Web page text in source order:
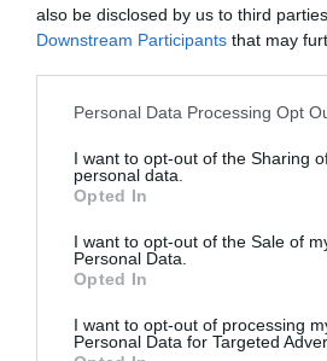
also be disclosed by us to third
Downstream Participants that may
Please note that this website/app
not limited to your visit or usage
grant or deny consent to Google and
use your data for below specified
consent section.
Personal Data Processing Opt
I want to opt-out of the Sharing
personal data.
Opted In
I want to opt-out of the Sale of
Personal Data.
Opted In
I want to opt-out of processing
Personal Data for Targeted
Magyar számlát kapnak az új
még kicsit várhatnak